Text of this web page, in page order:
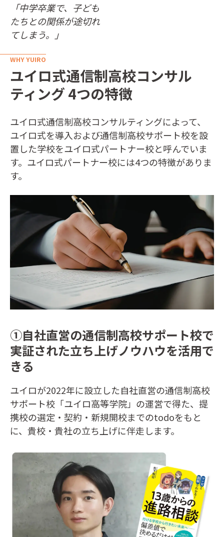
「中学卒業で、子ども
たちとの関係が途切れ
てしまう。」
WHY YUIRO
ユイロ式通信制高校コンサル
ティング 4つの特徴
ユイロ式通信制高校コンサルティングによって、
ユイロ式を導入および通信制高校サポート校を設
置した学校をユイロ式パートナー校と呼んでいま
す。ユイロ式パートナー校には4つの特徴がありま
す。
①自社直営の通信制高校サポート校で
実証された立ち上げノウハウを活用で
きる
ユイロが2022年に設立した自社直営の通信制高校
サポート校「ユイロ高等学院」の運営で得た、提
携校の選定・契約・新規開校までのtodoをもと
に、貴校・貴社の立ち上げに伴走します。